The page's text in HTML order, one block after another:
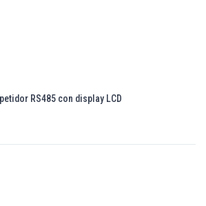
RS485 con display LCD